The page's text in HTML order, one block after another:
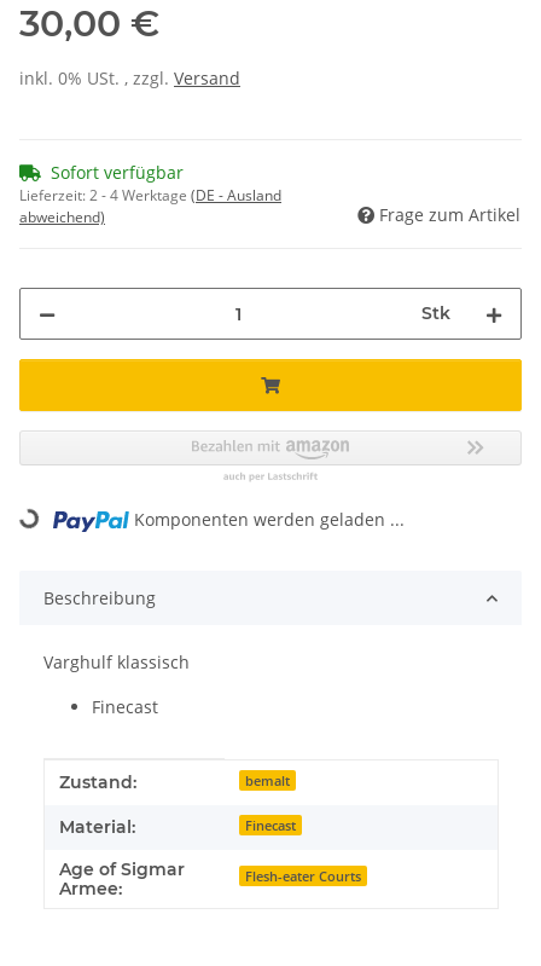
30,00 €
inkl. 0% USt. , zzgl. Versand
Sofort verfügbar
Lieferzeit:2 - 4 Werktage (DE - Ausland
abweichend)
Frage zum Artikel
Stk
Loading... Komponenten werden geladen ...
Beschreibung
Varghulf klassisch
Finecast
Produkteigenschaft
Wert
Zustand: bemalt
Material: Finecast
Age of Sigmar
Armee:
Flesh-eater Courts